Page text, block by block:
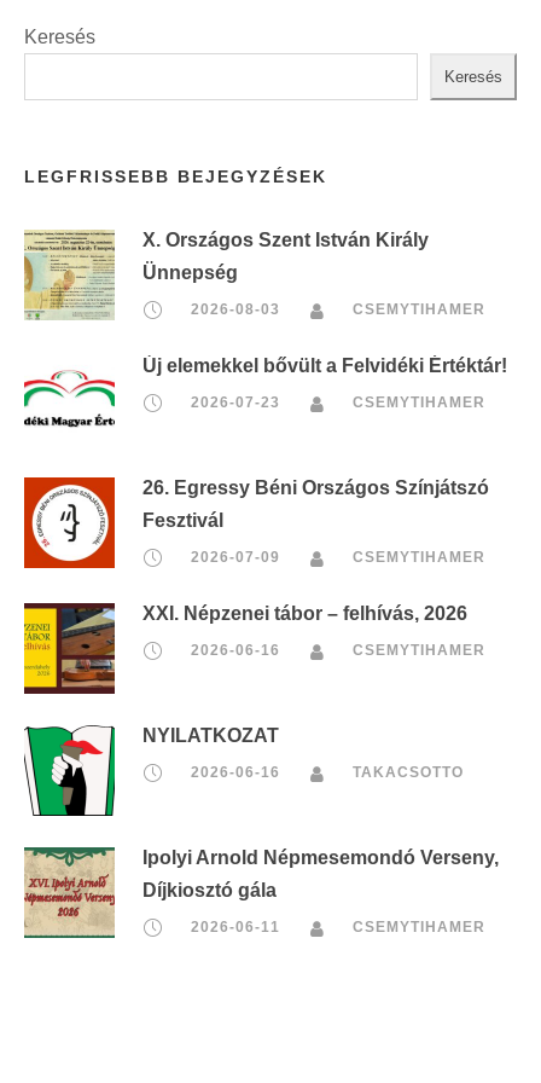
Keresés
Keresés
LEGFRISSEBB BEJEGYZÉSEK
X. Országos Szent István Király
Ünnepség
2026-08-03 CSEMYTIHAMER
Új elemekkel bővült a Felvidéki Értéktár!
2026-07-23 CSEMYTIHAMER
26. Egressy Béni Országos Színjátszó
Fesztivál
2026-07-09 CSEMYTIHAMER
XXI. Népzenei tábor – felhívás, 2026
2026-06-16 CSEMYTIHAMER
NYILATKOZAT
2026-06-16 TAKACSOTTO
Ipolyi Arnold Népmesemondó Verseny,
Díjkiosztó gála
2026-06-11 CSEMYTIHAMER